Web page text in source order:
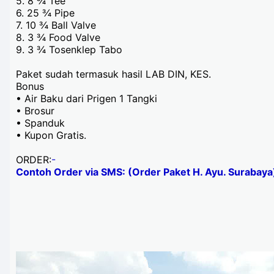
6. 25 ¾ Pipe
7. 10 ¾ Ball Valve
8. 3 ¾ Food Valve
9. 3 ¾ Tosenklep Tabo
Paket sudah termasuk hasil LAB DIN, KES.
Bonus
• Air Baku dari Prigen 1 Tangki
• Brosur
• Spanduk
• Kupon Gratis.
ORDER:-
Contoh Order via SMS: (Order Paket H. Ayu.